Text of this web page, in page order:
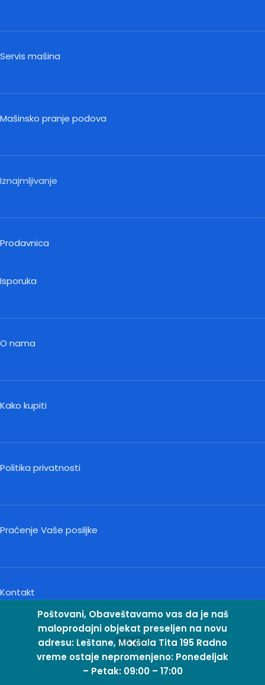
Poštovani, Obaveštavamo vas da je naš
maloprodajni objekat preseljen na novu
adresu: Leštane, Maršala Tita 195 Radno
vreme ostaje nepromenjeno: Ponedeljak
– Petak: 09:00 – 17:00
Servis mašina
Mašinsko pranje podova
Iznajmljivanje
Prodavnica
Isporuka
O nama
Kako kupiti
Politika privatnosti
Praćenje Vaše posiljke
Kontakt